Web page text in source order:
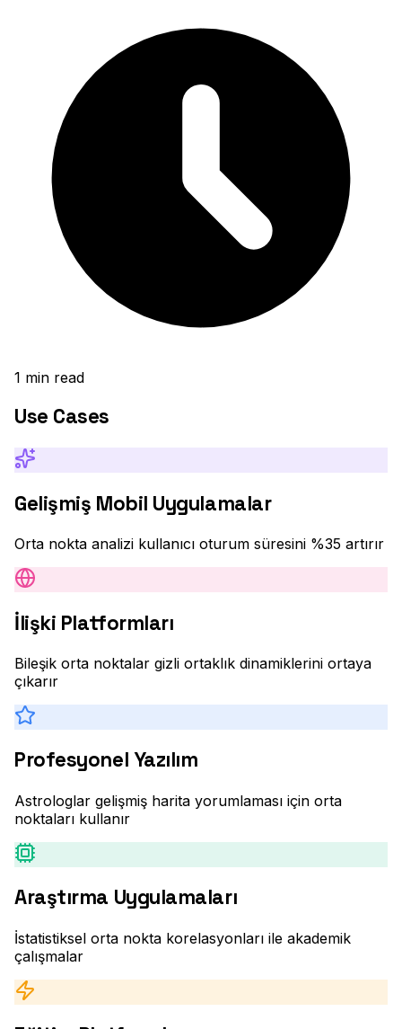
1 min read
Use Cases
Gelişmiş Mobil Uygulamalar
Orta nokta analizi kullanıcı oturum süresini %35 artırır
İlişki Platformları
Bileşik orta noktalar gizli ortaklık dinamiklerini ortaya
çıkarır
Profesyonel Yazılım
Astrologlar gelişmiş harita yorumlaması için orta
noktaları kullanır
Araştırma Uygulamaları
İstatistiksel orta nokta korelasyonları ile akademik
çalışmalar